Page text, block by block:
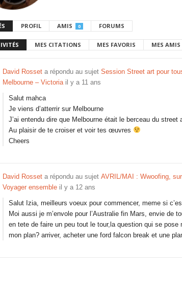
PROFIL AMIS 0 FORUMS
MES CITATIONS MES FAVORIS MES AMIS
David Rosset a répondu au sujet Session Street art pour
Melbourne – Victoria il y a 11 ans
Salut mahca
Je viens d’atterrir sur Melbourne
J’ai entendu dire que Melbourne était le berceau du street
Au plaisir de te croiser et voir tes œuvres
Cheers
David Rosset a répondu au sujet AVRIL/MAI : Wwoofing,
Voyager ensemble il y a 12 ans
Salut Izia, meilleurs voeux pour commencer, meme si
Moi aussi je m’envole pour l’Australie fin Mars, envie de
en tete de faire un peu tout le tour,la question qui se pose
mon plan? arriver, acheter une ford falcon break et une